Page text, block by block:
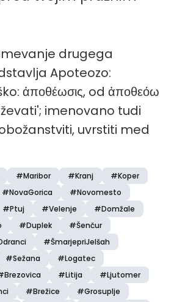
drugega
Apoteozo:
ἀποθέωσις, od ἀποθεόω
imenovano tudi
uvrstiti med
#Maribor #Kranj
#Koper
#NovaGorica
#Novomesto
#Ptuj #Velenje
#Domžale
#Duplek
#Šenčur
#ŠmarjepriJelšah
#Sežana
#Logatec
#Litija
#Ljutomer
#Brežice
#Grosuplje